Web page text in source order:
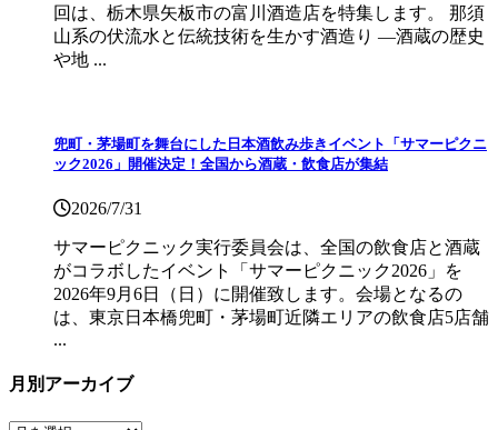
回は、栃木県矢板市の富川酒造店を特集します。 那須
山系の伏流水と伝統技術を生かす酒造り ―酒蔵の歴史
や地 ...
兜町・茅場町を舞台にした日本酒飲み歩きイベント「サマーピクニ
ック2026」開催決定！全国から酒蔵・飲食店が集結
2026/7/31
サマーピクニック実⾏委員会は、全国の飲⾷店と酒蔵
がコラボしたイベント「サマーピクニック2026」を
2026年9月6日（日）に開催致します。会場となるの
は、東京日本橋兜町・茅場町近隣エリアの飲食店5店舗
...
月別アーカイブ